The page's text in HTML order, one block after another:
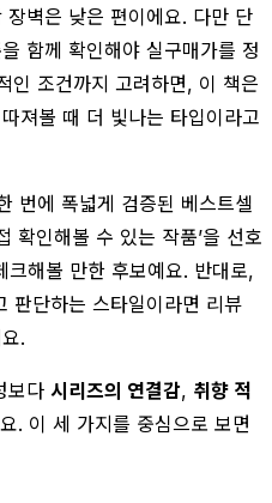
벽은 낮은 편이에요. 다만 단
함께 확인해야 실구매가를 정
인 조건까지 고려하면, 이 책은
져볼 때 더 빛나는 타입이라고
번에 폭넓게 검증된 베스트셀
확인해볼 수 있는 작품’을 선호
해볼 만한 후보예요. 반대로,
판단하는 스타일이라면 리뷰
.
보다 시리즈의 연결감, 취향 적
. 이 세 가지를 중심으로 보면